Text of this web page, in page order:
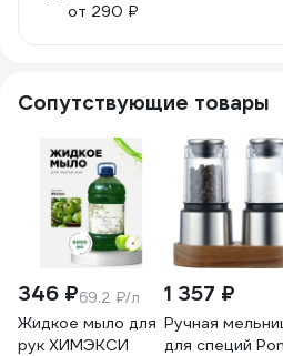
от 290 ₽
Сопутствующие товары
346 ₽69.2 ₽/л
Жидкое мыло для
рук ХИМЭКСИ
1 357 ₽
Ручная
для специй